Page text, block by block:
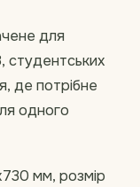
для
студентських
де потрібне
одного
мм, розмір